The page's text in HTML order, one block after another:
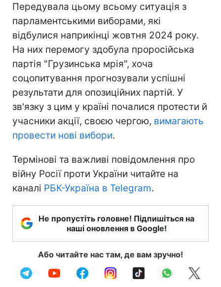
Передувала цьому всьому ситуація з
парламентськими виборами, які
відбулися наприкінці жовтня 2024 року.
На них перемогу здобула проросійська
партія "Грузинська мрія", хоча
соцопитування прогнозували успішні
результати для опозиційних партій. У
зв'язку з цим у країні почалися протести й
учасники акції, своєю чергою, вимагають
провести нові вибори.
Термінові та важливі повідомлення про
війну Росії проти України читайте на
каналі РБК-Україна в Telegram.
Не пропустіть головне! Підпишіться на
наші оновлення в Google!
Або читайте нас там, де вам зручно!